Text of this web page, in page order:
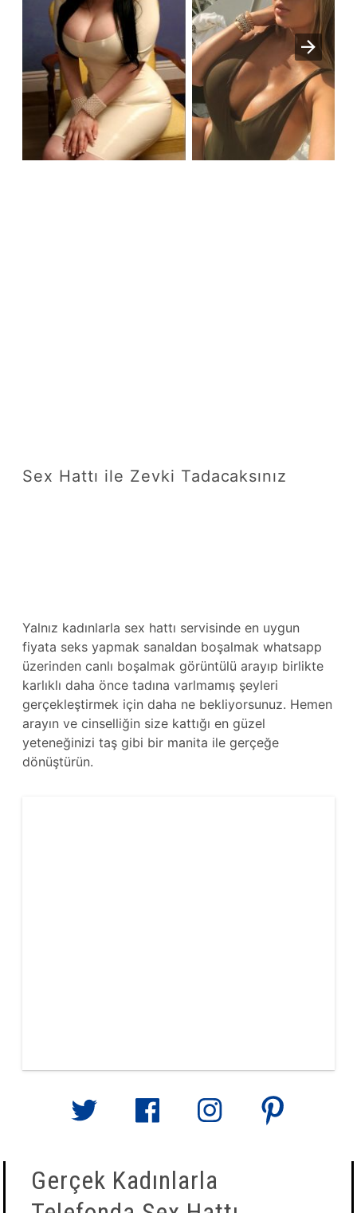
Sex Hattı ile Zevki Tadacaksınız
Yalnız kadınlarla sex hattı servisinde en uygun
fiyata seks yapmak sanaldan boşalmak whatsapp
üzerinden canlı boşalmak görüntülü arayıp birlikte
karlıklı daha önce tadına varlmamış şeyleri
gerçekleştirmek için daha ne bekliyorsunuz. Hemen
arayın ve cinselliğin size kattığı en güzel
yeteneğinizi taş gibi bir manita ile gerçeğe
dönüştürün.
Gerçek Kadınlarla